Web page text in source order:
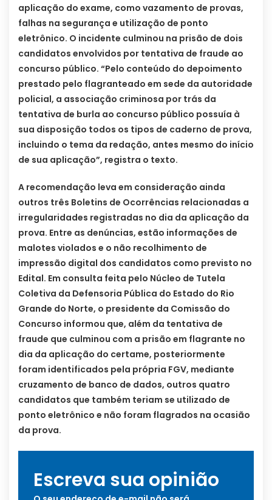
aplicação do exame, como vazamento de provas,
falhas na segurança e utilização de ponto
eletrônico. O incidente culminou na prisão de dois
candidatos envolvidos por tentativa de fraude ao
concurso público. “Pelo conteúdo do depoimento
prestado pelo flagranteado em sede da autoridade
policial, a associação criminosa por trás da
tentativa de burla ao concurso público possuía à
sua disposição todos os tipos de caderno de prova,
incluindo o tema da redação, antes mesmo do início
de sua aplicação”, registra o texto.
A recomendação leva em consideração ainda
outros três Boletins de Ocorrências relacionadas a
irregularidades registradas no dia da aplicação da
prova. Entre as denúncias, estão informações de
malotes violados e o não recolhimento de
impressão digital dos candidatos como previsto no
Edital. Em consulta feita pelo Núcleo de Tutela
Coletiva da Defensoria Pública do Estado do Rio
Grande do Norte, o presidente da Comissão do
Concurso informou que, além da tentativa de
fraude que culminou com a prisão em flagrante no
dia da aplicação do certame, posteriormente
foram identificados pela própria FGV, mediante
cruzamento de banco de dados, outros quatro
candidatos que também teriam se utilizado de
ponto eletrônico e não foram flagrados na ocasião
da prova.
Escreva sua opinião